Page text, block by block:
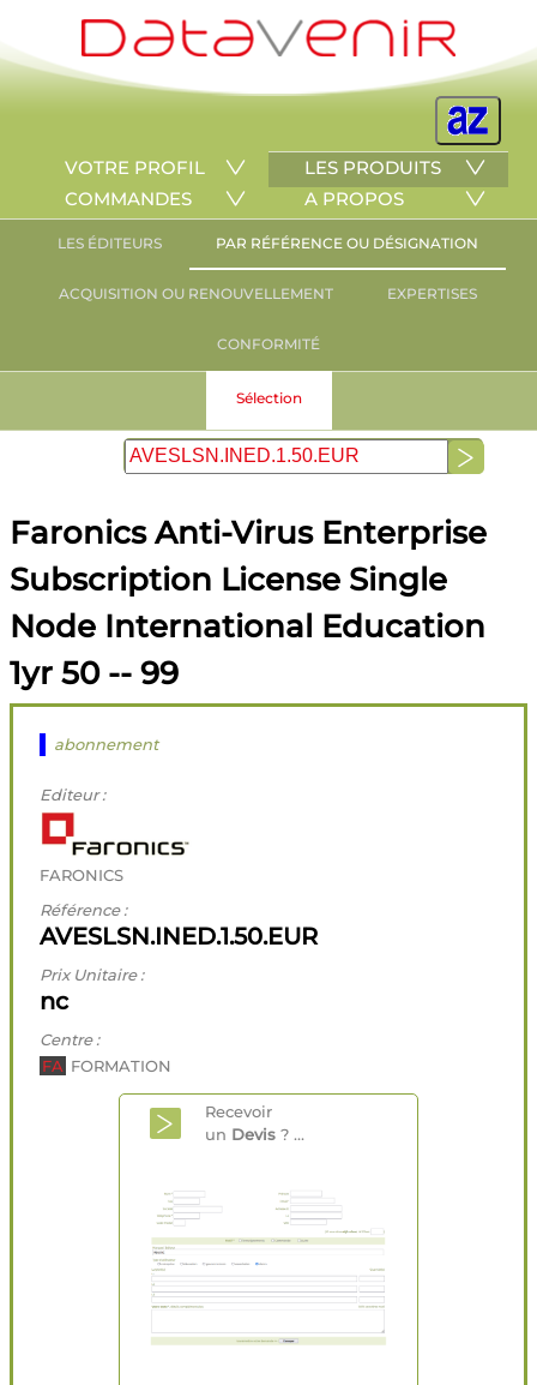
VOTRE PROFIL
LES PRODUITS
COMMANDES
A PROPOS
LES ÉDITEURS PAR RÉFÉRENCE OU DÉSIGNATION
ACQUISITION OU RENOUVELLEMENT EXPERTISES
CONFORMITÉ
Sélection
Faronics Anti-Virus Enterprise
Subscription License Single
Node International Education
1yr 50 -- 99
abonnement
Editeur :
FARONICS
Référence :
AVESLSN.INED.1.50.EUR
Prix Unitaire :
nc
Centre :
FA FORMATION
Recevoir
un Devis ? ...